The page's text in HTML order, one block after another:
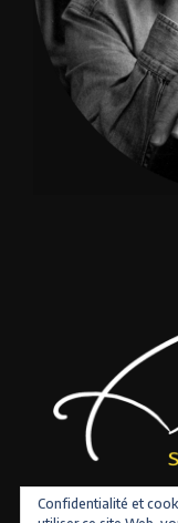
Confidentialité et